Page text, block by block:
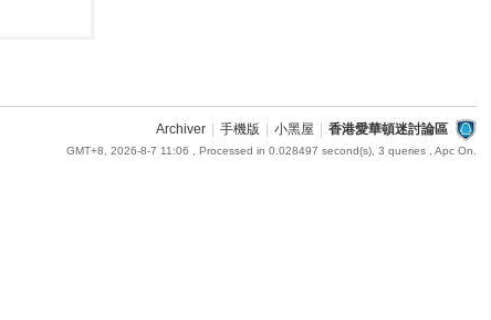
Archiver 手機版 小黑屋 香港愛華頓迷討論區
GMT+8, 2026-8-7 11:06 , Processed in 0.028497 second(s), 3 queries , Apc On.